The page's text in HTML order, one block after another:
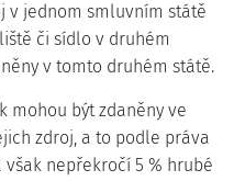
v jednom smluvním státě
či sídlo v druhém
v tomto druhém státě.
mohou být zdaněny ve
zdroj, a to podle práva
nepřekročí 5 % hrubé